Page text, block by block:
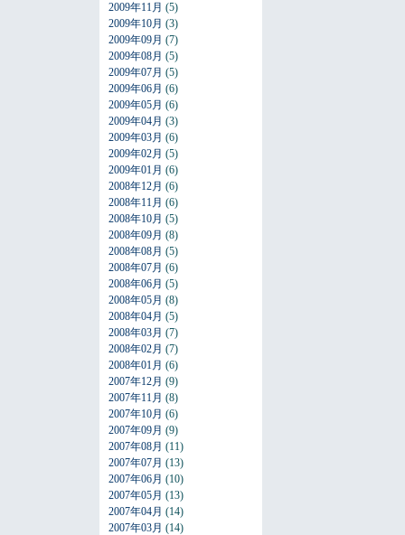
2009年11月 (5)
2009年10月 (3)
2009年09月 (7)
2009年08月 (5)
2009年07月 (5)
2009年06月 (6)
2009年05月 (6)
2009年04月 (3)
2009年03月 (6)
2009年02月 (5)
2009年01月 (6)
2008年12月 (6)
2008年11月 (6)
2008年10月 (5)
2008年09月 (8)
2008年08月 (5)
2008年07月 (6)
2008年06月 (5)
2008年05月 (8)
2008年04月 (5)
2008年03月 (7)
2008年02月 (7)
2008年01月 (6)
2007年12月 (9)
2007年11月 (8)
2007年10月 (6)
2007年09月 (9)
2007年08月 (11)
2007年07月 (13)
2007年06月 (10)
2007年05月 (13)
2007年04月 (14)
2007年03月 (14)